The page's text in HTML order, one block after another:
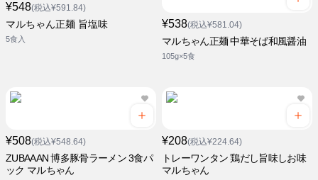
¥548(税込¥591.84)
マルちゃん正麺 旨塩味
5食入
¥538(税込¥581.04)
マルちゃん正麺 中華そば和風醤油
105g×5食
¥508(税込¥548.64)
ZUBAAAN 博多豚骨ラーメン 3食パ
ック マルちゃん
¥208(税込¥224.64)
トレーワンタン 鶏だし旨味しお味
マルちゃん